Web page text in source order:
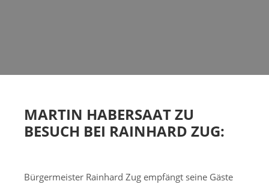
MARTIN HABERSAAT ZU
BESUCH BEI RAINHARD ZUG:
Bürgermeister Rainhard Zug empfängt seine Gäste